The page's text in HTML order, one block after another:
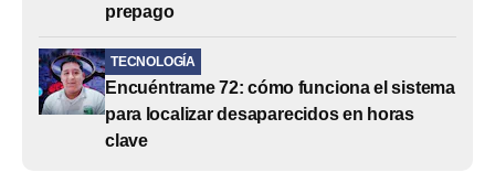
prepago
TECNOLOGÍA
Encuéntrame 72: cómo funciona el sistema
para localizar desaparecidos en horas
clave